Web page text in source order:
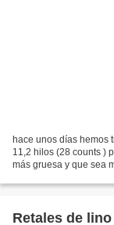
hace unos días hemos
11,2 hilos (28 counts )
más gruesa y que sea
Retales de